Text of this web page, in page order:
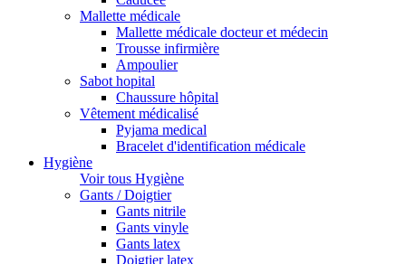
Mallette médicale
Mallette médicale docteur et médecin
Trousse infirmière
Ampoulier
Sabot hopital
Chaussure hôpital
Vêtement médicalisé
Pyjama medical
Bracelet d'identification médicale
Hygiène
Voir tous Hygiène
Gants / Doigtier
Gants nitrile
Gants vinyle
Gants latex
Doigtier latex